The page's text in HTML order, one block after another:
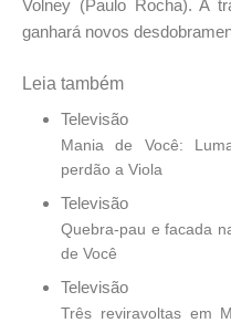
Volney (Paulo Rocha). A
ganhará novos
Leia também
Televisão
Mania de Você:
perdão a Viola
Televisão
Quebra-pau e facada
de Você
Televisão
Três reviravoltas em